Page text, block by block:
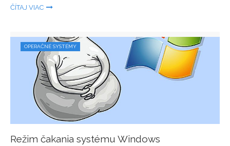
ČÍTAJ VIAC
OPERAČNÉ SYSTÉMY
Režim čakania systému Windows